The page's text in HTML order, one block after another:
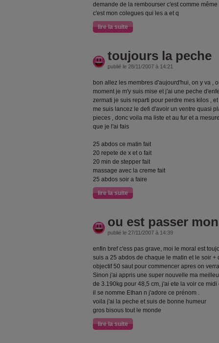
demande de la rembourser c'est comme
c'est mon colegues qui les a et q
lire la suite
toujours la peche
publié le 28/11/2007 à 14:21
bon allez les membres d'aujourd'hui, on y va ,
moment je m'y suis mise et j'ai une peche
zermati je suis reparti pour perdre mes kilos ,
me suis lancez le defi d'avoir un ventre quasi
pieces , donc voila ma liste et au fur et a
que je l'ai fais
25 abdos ce matin fait
20 repete de x et o fait
20 min de stepper fait
massage avec la creme fait
25 abdos soir a faire
lire la suite
ou est passer
publié le 27/11/2007 à 14:39
enfin bref c'ess pas grave, moi le moral est
suis a 25 abdos de chaque le matin et le soir +
objectif 50 saut pour commencer apres on
Sinon j'ai appris une super nouvelle ma
de 3.190kg pour 48,5 cm, j'ai ete la voir ce
il se nomme Ethan n j'adore ce prénom .
voila j'ai la peche et suis de bonne humeur
gros bisous tout le monde
lire la suite